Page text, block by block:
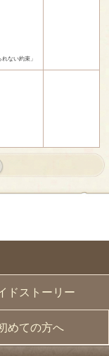
ドストーリー
めての方へ
ない約束」